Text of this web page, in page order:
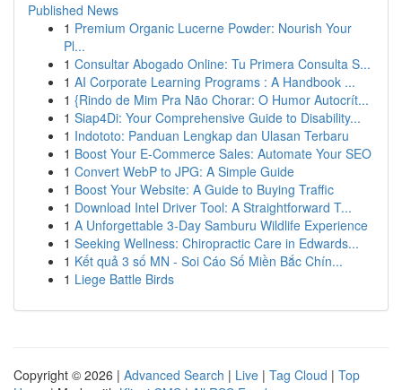
Published News
1 Premium Organic Lucerne Powder: Nourish Your
Pl...
1 Consultar Abogado Online: Tu Primera Consulta S...
1 AI Corporate Learning Programs : A Handbook ...
1 {Rindo de Mim Pra Não Chorar: O Humor Autocrít...
1 Siap4Di: Your Comprehensive Guide to Disability...
1 Indototo: Panduan Lengkap dan Ulasan Terbaru
1 Boost Your E-Commerce Sales: Automate Your SEO
1 Convert WebP to JPG: A Simple Guide
1 Boost Your Website: A Guide to Buying Traffic
1 Download Intel Driver Tool: A Straightforward T...
1 A Unforgettable 3-Day Samburu Wildlife Experience
1 Seeking Wellness: Chiropractic Care in Edwards...
1 Kết quả 3 số MN - Soi Cáo Số Miền Bắc Chín...
1 Liege Battle Birds
Copyright © 2026 | Advanced Search | Live | Tag Cloud | Top